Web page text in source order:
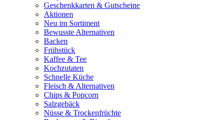
Geschenkkarten & Gutscheine
Aktionen
Neu im Sortiment
Bewusste Alternativen
Backen
Frühstück
Kaffee & Tee
Kochzutaten
Schnelle Küche
Fleisch & Alternativen
Chips & Popcorn
Salzgebäck
Nüsse & Trockenfrüchte